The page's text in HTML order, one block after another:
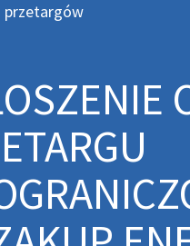
przetargów